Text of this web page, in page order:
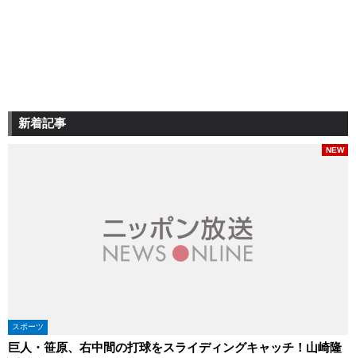
新着記事
スポーツ
巨人・笹原、右中間の打球をスライディングキャッチ！山崎隆
NEW